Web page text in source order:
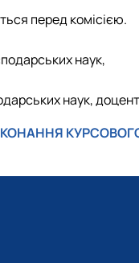
перед комісією.
наук,
наук, доцент